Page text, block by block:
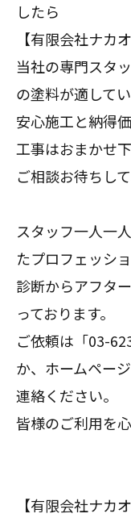
したら
【有限会社ナカ
当社の専門スタ
の塗料が適して
安心施工と納得
工事はおまかせ
ご相談お待ちして
スタッフ一人一
たプロフェッシ
診断からアフタ
っております。
ご依頼は「03-
か、ホームペー
連絡ください。
皆様のご利用を
【有限会社ナカ